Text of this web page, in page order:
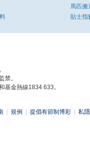
馬匹搬
貼士指
禁。
基金熱線1834 633。
規例 提倡有節制博彩 私